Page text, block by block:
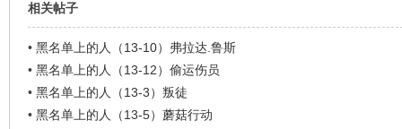
相关帖子
• 黑名单上的人（13-10）弗拉达.鲁斯
• 黑名单上的人（13-12）偷运伤员
• 黑名单上的人（13-3）叛徒
• 黑名单上的人（13-5）蘑菇行动